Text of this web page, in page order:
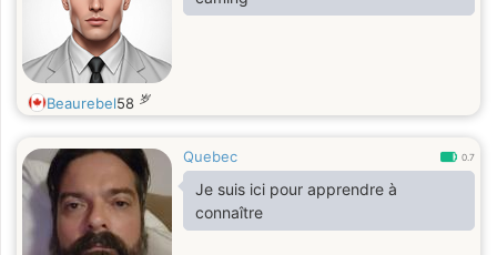
Beaurebel58 岁
Quebec 0.7
Je suis ici pour apprendre à
connaître